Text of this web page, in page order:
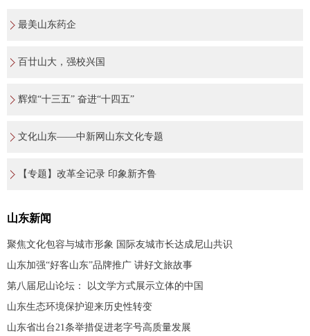
最美山东药企
百廿山大，强校兴国
辉煌“十三五” 奋进“十四五”
文化山东——中新网山东文化专题
【专题】改革全记录 印象新齐鲁
山东新闻
聚焦文化包容与城市形象 国际友城市长达成尼山共识
山东加强“好客山东”品牌推广 讲好文旅故事
第八届尼山论坛： 以文学方式展示立体的中国
山东生态环境保护迎来历史性转变
山东省出台21条举措促进老字号高质量发展